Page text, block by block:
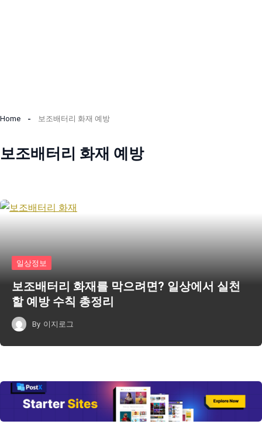
텐
로
뛰
기
Home 보조배터리 화재 예방
보조배터리 화재 예방
일상정보
보조배터리 화재를 막으려면? 일상에서 실천
할 예방 수칙 총정리
By 이지로그